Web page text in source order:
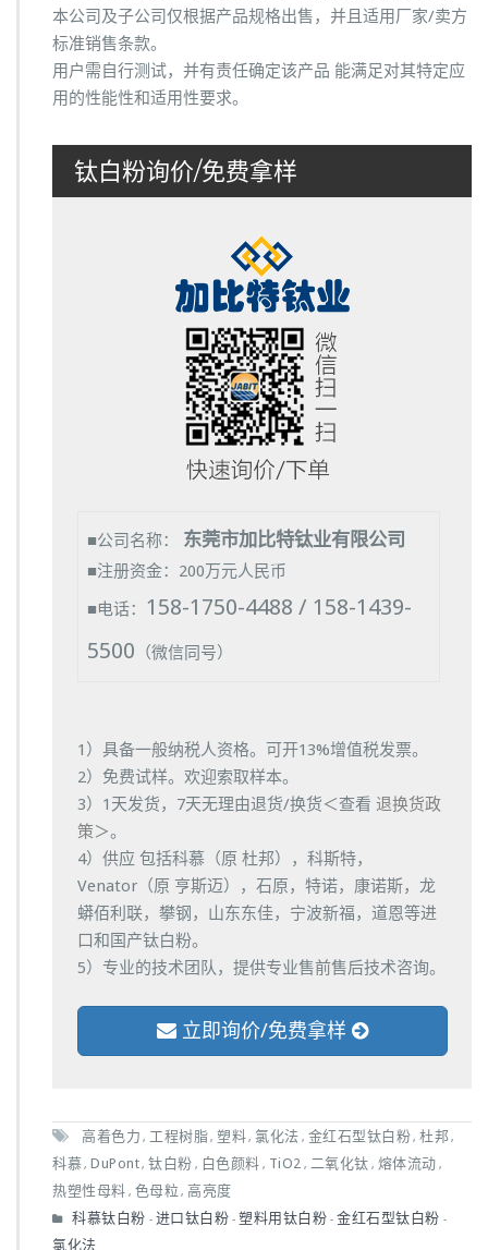
本公司及子公司仅根据产品规格出售，并且适用厂家/卖方
标准销售条款。
用户需自行测试，并有责任确定该产品 能满足对其特定应
用的性能性和适用性要求。
钛白粉询价/免费拿样
■公司名称： 东莞市加比特钛业有限公司
■注册资金：200万元人民币
■电话：
158-1750-4488 / 158-1439-
5500 （微信同号）
1）具备一般纳税人资格。可开13%增值税发票。
2）免费试样。欢迎索取样本。
3）1天发货，7天无理由退货/换货＜查看 退换货政
策＞。
4）供应 包括科慕（原 杜邦），科斯特，
Venator（原 亨斯迈），石原，特诺，康诺斯，龙
蟒佰利联，攀钢，山东东佳，宁波新福，道恩等进
口和国产钛白粉。
5）专业的技术团队，提供专业售前售后技术咨询。
立即询价/免费拿样
高着色力 , 工程树脂, 塑料, 氯化法 , 金红石型钛白粉, 杜邦,
科慕, DuPont, 钛白粉 , 白色颜料 , TiO2 , 二氧化钛 , 熔体流动 ,
热塑性母料 , 色母粒 , 高亮度
科慕钛白粉 - 进口钛白粉 - 塑料用钛白粉 - 金红石型钛白粉 -
氯化法